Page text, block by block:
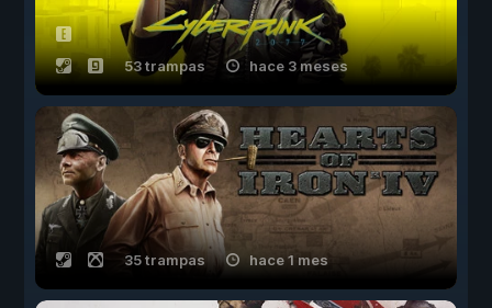
53 trampas hace 3 meses
35 trampas hace 1 mes